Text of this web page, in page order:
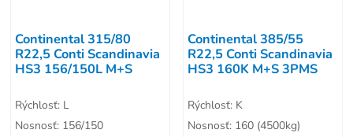
Continental 315/80
R22,5 Conti Scandinavia
HS3 156/150L M+S
Rýchlosť: L
Nosnosť: 156/150
Continental 385/55
R22,5 Conti Scandinavia
HS3 160K M+S 3PMS
Rýchlosť: K
Nosnosť: 160 (4500kg)